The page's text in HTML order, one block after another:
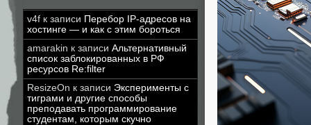
v4f к записи Перебор IP-адресов на
хостинге — и как с этим бороться
amarakin к записи Альтернативный
список заблокированных в РФ
ресурсов Re:filter
ResizeOn к записи Эксперименты с
тиграми и другие способы
преподавать программирование
студентам, которым скучно